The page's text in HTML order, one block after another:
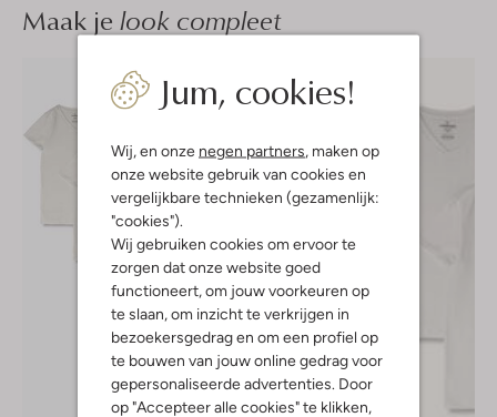
Jum, cookies!
Wij, en onze negen partners , maken op
onze website gebruik van cookies en
vergelijkbare technieken (gezamenlijk:
"cookies").
Wij gebruiken cookies om ervoor te
zorgen dat onze website goed
functioneert, om jouw voorkeuren op
te slaan, om inzicht te verkrijgen in
bezoekersgedrag en om een profiel op
te bouwen van jouw online gedrag voor
gepersonaliseerde advertenties. Door
op "Accepteer alle cookies" te klikken,
Maak je look compleet